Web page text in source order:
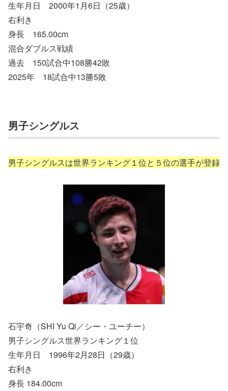
生年月日 2000年1月6日（25歳）
右利き
身長 165.00cm
混合ダブルス戦績
過去 150試合中108勝42敗
2025年 18試合中13勝5敗
男子シングルス
男子シングルスは世界ランキング１位と５位の選手が登録
石宇奇（SHI Yu Qi／シー・ユーチー）
男子シングルス世界ランキング１位
生年月日 1996年2月28日（29歳）
右利き
身長 184.00cm